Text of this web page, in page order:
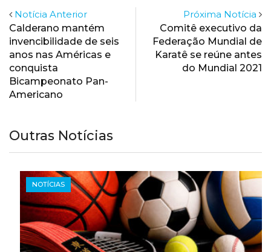
Notícia Anterior
Calderano mantém
invencibilidade de seis
anos nas Américas e
conquista
Bicampeonato Pan-
Americano
Próxima Notícia
Comitê executivo da
Federação Mundial de
Karatê se reúne antes
do Mundial 2021
Outras Notícias
NOTÍCIAS